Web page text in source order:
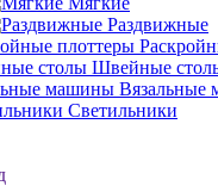
Раздвижные
Швейные
Вязальные
Светильники